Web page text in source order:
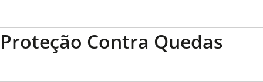
Proteção Contra Quedas